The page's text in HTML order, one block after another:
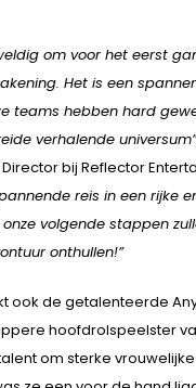
om voor het eerst
Het is een
teams hebben hard
verhalende
bij Reflector
reis in een rijke
volgende stappen
onthullen!”
ook de getalenteerde
hoofdrolspeelster
om sterke